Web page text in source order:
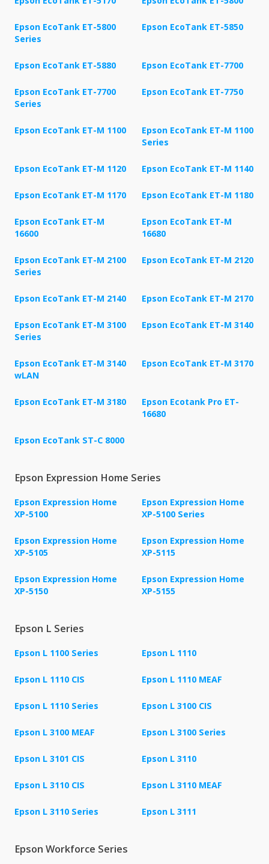
Epson EcoTank ET-5800
Series
Epson EcoTank ET-5850
Epson EcoTank ET-5880 Epson EcoTank ET-7700
Epson EcoTank ET-7700
Series
Epson EcoTank ET-7750
Epson EcoTank ET-M 1100
Epson EcoTank ET-M 1100
Series
Epson EcoTank ET-M 1120 Epson EcoTank ET-M 1140
Epson EcoTank ET-M 1170 Epson EcoTank ET-M 1180
Epson EcoTank ET-M
16600
Epson EcoTank ET-M
16680
Epson EcoTank ET-M 2100
Series
Epson EcoTank ET-M 2120
Epson EcoTank ET-M 2140 Epson EcoTank ET-M 2170
Epson EcoTank ET-M 3100
Series
Epson EcoTank ET-M 3140
Epson EcoTank ET-M 3140
wLAN
Epson EcoTank ET-M 3170
Epson EcoTank ET-M 3180
Epson Ecotank Pro ET-
16680
Epson EcoTank ST-C 8000
Epson Expression Home Series
Epson Expression Home
XP-5100
Epson Expression Home
XP-5100 Series
Epson Expression Home
XP-5105
Epson Expression Home
XP-5115
Epson Expression Home
XP-5150
Epson Expression Home
XP-5155
Epson L Series
Epson L 1100 Series Epson L 1110
Epson L 1110 CIS Epson L 1110 MEAF
Epson L 1110 Series Epson L 3100 CIS
Epson L 3100 MEAF Epson L 3100 Series
Epson L 3101 CIS Epson L 3110
Epson L 3110 CIS Epson L 3110 MEAF
Epson L 3110 Series Epson L 3111
Epson Workforce Series